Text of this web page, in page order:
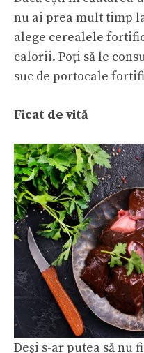
nu ai prea mult timp
alege cerealele
calorii. Poți să le
suc de portocale
Ficat de vită
Deși s-ar putea să nu